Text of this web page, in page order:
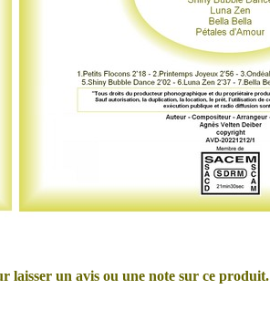
laisser un avis ou une note sur ce produit.